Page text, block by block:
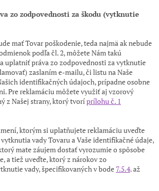
zo zodpovednosti za škodu (vytknutie
mať Tovar poškodenie, teda najmä ak nebude
podľa čl. 2, môžete Nám takú
uplatniť práva zo zodpovednosti za vytknutie
zaslaním e-mailu, či listu na Naše
identifikačných údajoch, prípadne osobne
Pre reklamáciu môžete využiť aj vzorový
z Našej strany, ktorý tvoríprílohu č. 1
ktorým si uplatňujete reklamáciu uveďte
vady Tovaru a Vaše identifikačné údaje,
mate záujem dostať vyrozumie o spôsobe
a tiež uveďte, ktorý z nárokov zo
vady, špecifikovaných v bode 7.5.4. až